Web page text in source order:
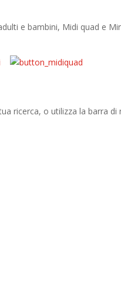
e bambini, Midi quad e
ricerca, o utilizza la barra